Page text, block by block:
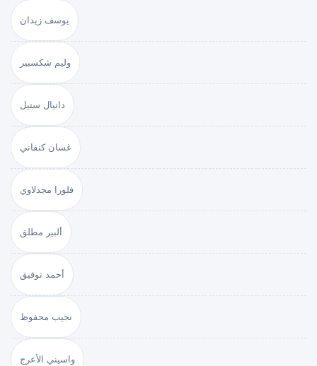
يوسف زيدان
وليم شكسبير
دانيال ستيل
غسان كنفاني
فلورا مجدلاوي
ألبير مطلق
أحمد توفيق
نجيب محفوظ
واسيني الأعرج